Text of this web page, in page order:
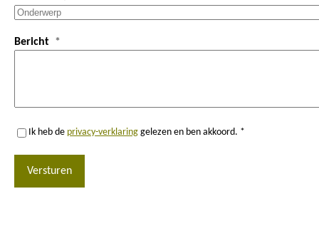
Bericht
Ik heb de privacy-verklaring gelezen en ben akkoord. *
Versturen